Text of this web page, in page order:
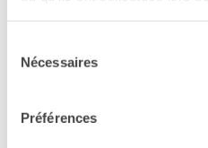
Nécessaires
Préférences